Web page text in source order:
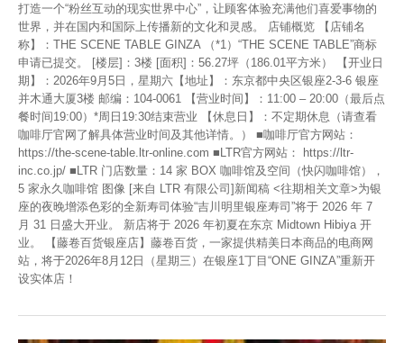
打造一个“粉丝互动的现实世界中心”，让顾客体验充满他们喜爱事物的
世界，并在国内和国际上传播新的文化和灵感。 店铺概览 【店铺名
称】：THE SCENE TABLE GINZA （*1）“THE SCENE TABLE”商标
申请已提交。 [楼层]：3楼 [面积]：56.27坪（186.01平方米） 【开业日
期】：2026年9月5日，星期六【地址】：东京都中央区银座2-3-6 银座
并木通大厦3楼 邮编：104-0061 【营业时间】：11:00 – 20:00（最后点
餐时间19:00）*周日19:30结束营业 【休息日】：不定期休息（请查看
咖啡厅官网了解具体营业时间及其他详情。） ■咖啡厅官方网站：
https://the-scene-table.ltr-online.com ■LTR官方网站： https://ltr-
inc.co.jp/ ■LTR 门店数量：14 家 BOX 咖啡馆及空间（快闪咖啡馆），
5 家永久咖啡馆 图像 [来自 LTR 有限公司]新闻稿 <往期相关文章>为银
座的夜晚增添色彩的全新寿司体验“吉川明里银座寿司”将于 2026 年 7
月 31 日盛大开业。 新店将于 2026 年初夏在东京 Midtown Hibiya 开
业。 【藤卷百货银座店】藤卷百货，一家提供精美日本商品的电商网
站，将于2026年8月12日（星期三）在银座1丁目“ONE GINZA”重新开
设实体店！